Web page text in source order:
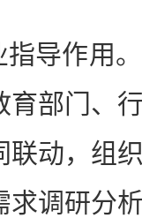
导作用。
育部门、
联动，组
求调研分